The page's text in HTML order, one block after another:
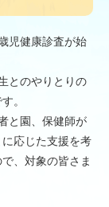
児健康診査が始
とのやりとりの
。
と園、保健師が
応じた支援を考
、対象の皆さま